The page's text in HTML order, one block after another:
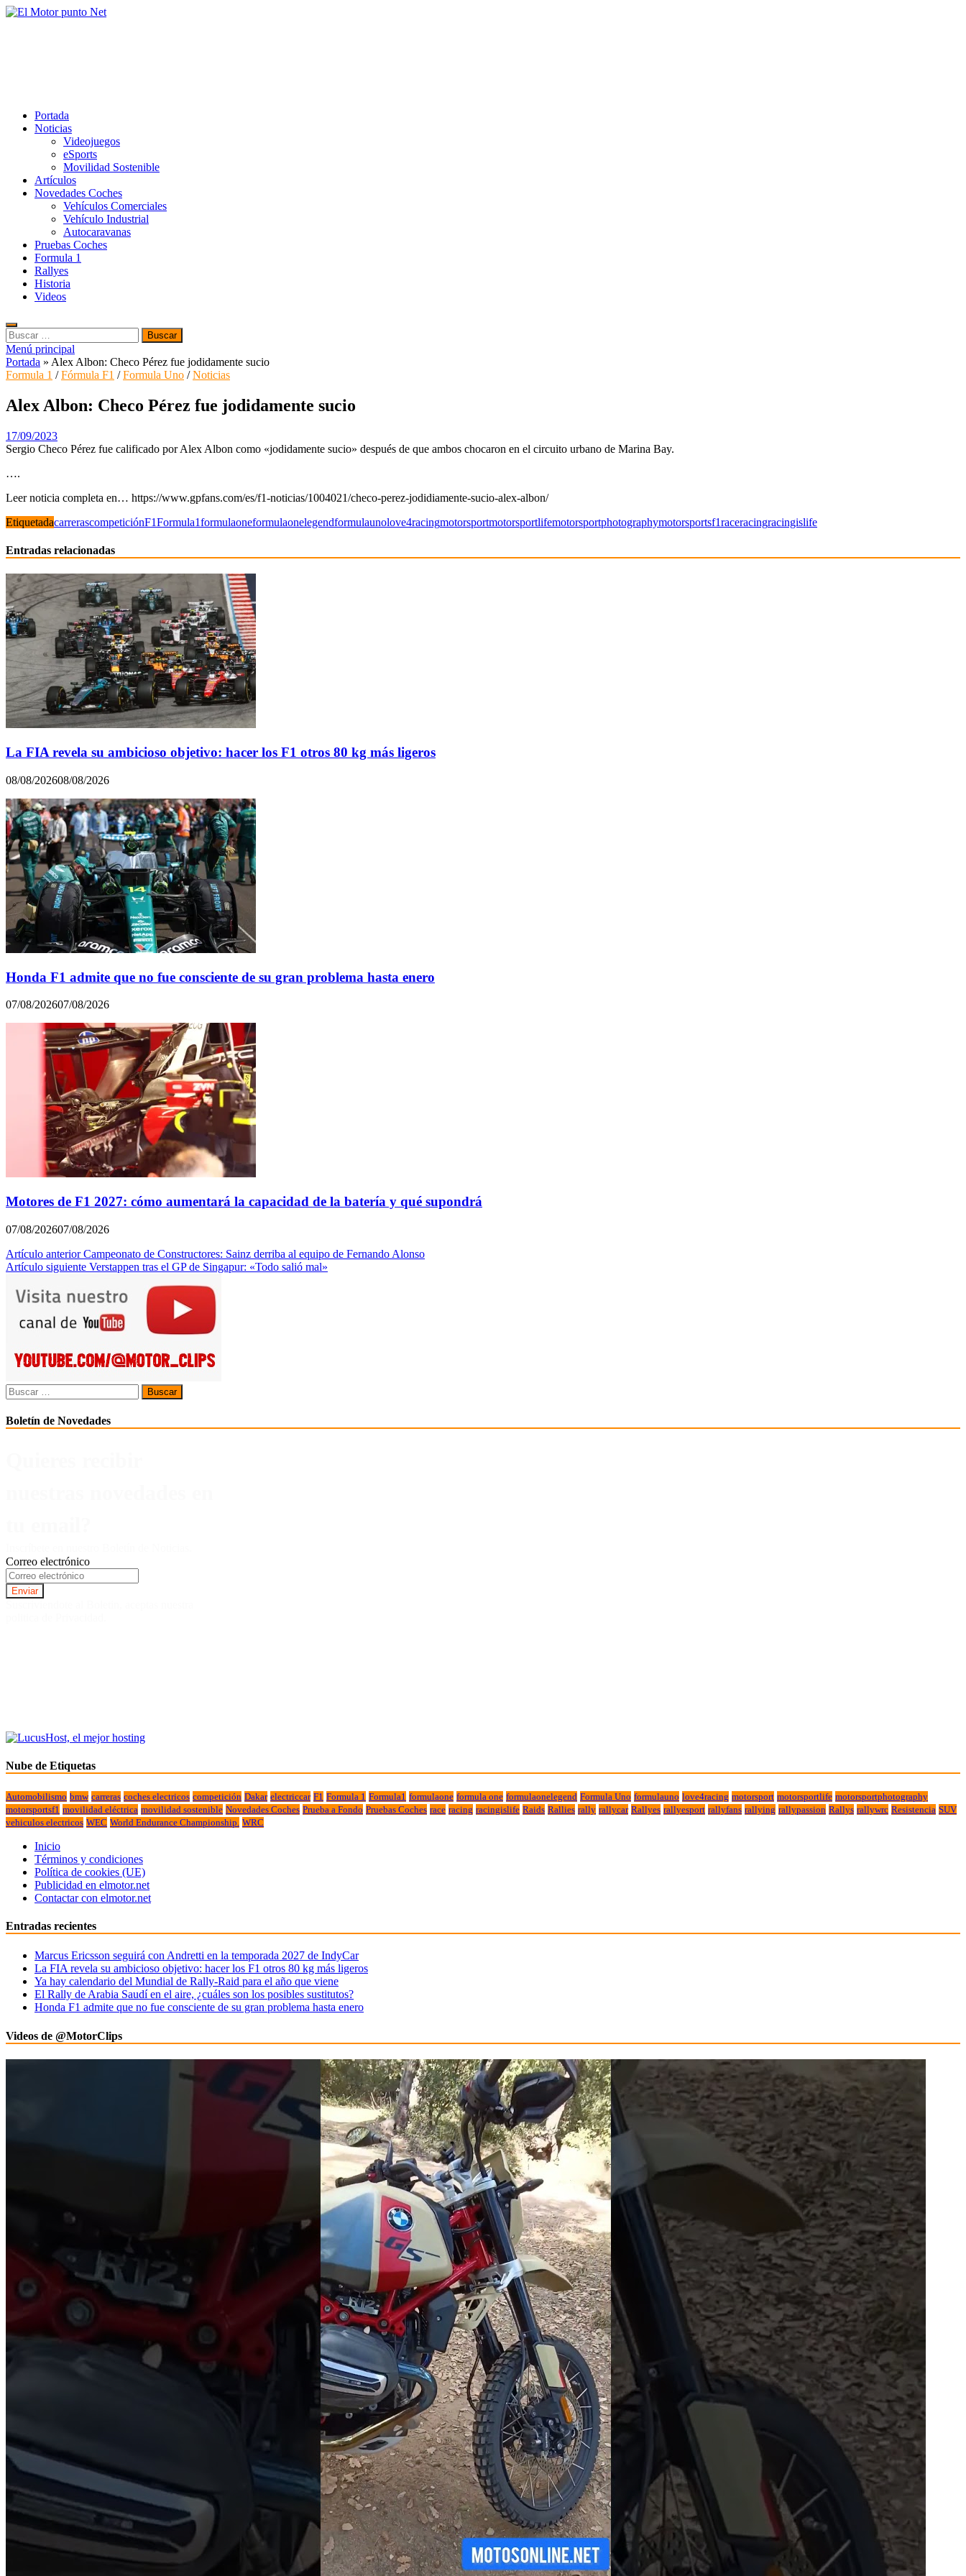
Saltar
Portada
Noticias
Videojuegos
eSports
Movilidad Sostenible
Artículos
Novedades Coches
Vehículos Comerciales
Vehículo Industrial
Autocaravanas
Pruebas Coches
Formula 1
Rallyes
Historia
Videos
Buscar:
Menú principal
Portada » Alex Albon: Checo Pérez fue jodidamente sucio
Formula 1 /Fórmula F1 /Formula Uno /Noticias
Alex Albon: Checo Pérez fue jodidamente sucio
17/09/2023
Sergio Checo Pérez fue calificado por Alex Albon como «jodidamente sucio» después de que ambos chocaron en el circuito urbano de Marina Bay.
….
Leer noticia completa en… https://www.gpfans.com/es/f1-noticias/1004021/checo-perez-jodidiamente-sucio-alex-albon/
EtiquetadacarrerascompeticiónF1Formula1formulaoneformulaonelegendformulaunolove4racingmotorsportmotorsportlifemotorsportphotographymotorsportsf1raceracingracingislife
Entradas relacionadas
La FIA revela su ambicioso objetivo: hacer los F1 otros 80 kg más ligeros
08/08/202608/08/2026
Honda F1 admite que no fue consciente de su gran problema hasta enero
07/08/202607/08/2026
Motores de F1 2027: cómo aumentará la capacidad de la batería y qué supondrá
07/08/202607/08/2026
Navegación
de
entradas
Artículo anterior Campeonato de Constructores: Sainz derriba al equipo de Fernando Alonso
Artículo siguiente Verstappen tras el GP de Singapur: «Todo salió mal»
Buscar:
Boletín de Novedades
Correo electrónico
Nube de Etiquetas
Automobilismo bmw carreras coches electricos competición Dakar electriccar F1 Formula 1 Formula1 formulaone formula one formulaonelegend Formula Uno formulauno love4racing motorsport motorsportlife motorsportphotography
motorsportsf1 movilidad eléctrica movilidad sostenible Novedades Coches Prueba a Fondo Pruebas Coches race racing racingislife Raids Rallies rally rallycar Rallyes rallyesport rallyfans rallying rallypassion Rallys rallywrc Resistencia SUV
vehiculos electricos WEC World Endurance Championship. WRC
Inicio
Términos y condiciones
Política de cookies (UE)
Publicidad en elmotor.net
Contactar con elmotor.net
Entradas recientes
Marcus Ericsson seguirá con Andretti en la temporada 2027 de IndyCar
La FIA revela su ambicioso objetivo: hacer los F1 otros 80 kg más ligeros
Ya hay calendario del Mundial de Rally-Raid para el año que viene
El Rally de Arabia Saudí en el aire, ¿cuáles son los posibles sustitutos?
Honda F1 admite que no fue consciente de su gran problema hasta enero
Videos de @MotorClips